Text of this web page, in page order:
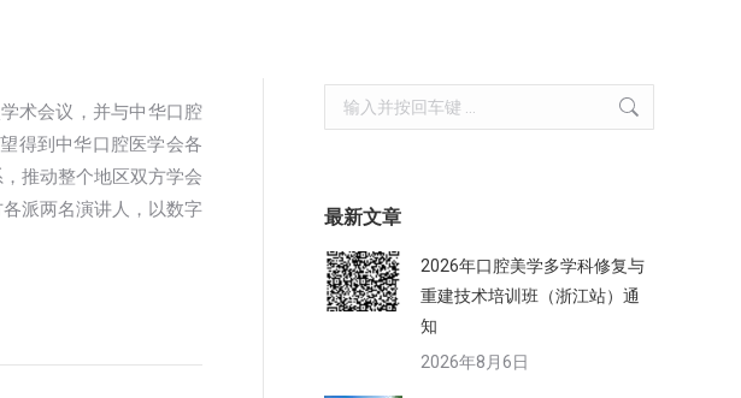
术会议，并与中华口腔
得到中华口腔医学会各
推动整个地区双方学会
派两名演讲人，以数字
Search:
最新文章
2026年口腔美学多学科修复与
重建技术培训班（浙江站）通
知
2026年8月6日